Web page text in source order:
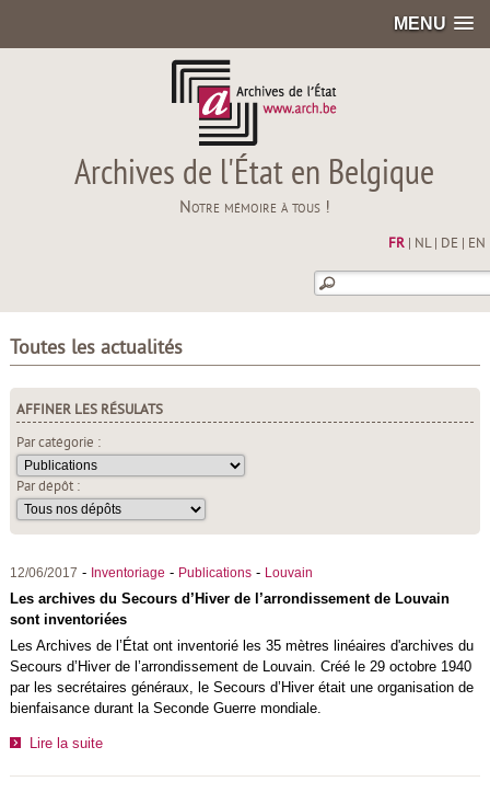
MENU
Archives de l'État en Belgique
Notre mémoire à tous !
FR| NL| DE EN
Toutes les actualités
AFFINER LES RÉSULATS
Par catégorie :
Par dépôt :
12/06/2017 - Inventoriage - Publications- Louvain
Les archives du Secours d’Hiver de l’arrondissement de Louvain
sont inventoriées
Les Archives de l’État ont inventorié les 35 mètres linéaires d'archives du
Secours d’Hiver de l’arrondissement de Louvain. Créé le 29 octobre 1940
par les secrétaires généraux, le Secours d’Hiver était une organisation de
bienfaisance durant la Seconde Guerre mondiale.
Lire la suite